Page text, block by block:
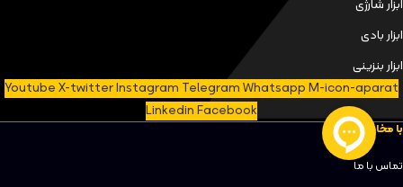
ابزار شارژی
ابزار بادی
ابزار بنزینی
YoutubeX-twitterInstagram TelegramWhatsappM-icon-aparat
LinkedinFacebook
با مخاطبان
تماس با ما